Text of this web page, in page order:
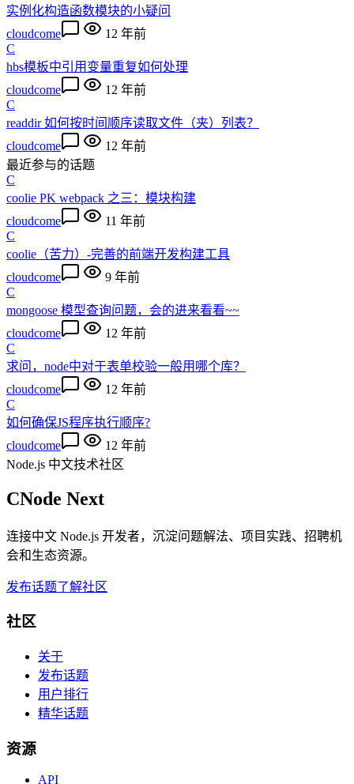
实例化构造函数模块的小疑问
cloudcome
12 年前
C
hbs模板中引用变量重复如何处理
cloudcome
12 年前
C
readdir 如何按时间顺序读取文件（夹）列表？
cloudcome
12 年前
最近参与的话题
C
coolie PK webpack 之三：模块构建
cloudcome
11 年前
C
coolie（苦力）-完善的前端开发构建工具
cloudcome
9 年前
C
mongoose 模型查询问题，会的进来看看~~
cloudcome
12 年前
C
求问，node中对于表单校验一般用哪个库？
cloudcome
12 年前
C
如何确保JS程序执行顺序?
cloudcome
12 年前
Node.js 中文技术社区
CNode Next
连接中文 Node.js 开发者，沉淀问题解法、项目实践、招聘机
会和生态资源。
发布话题了解社区
社区
关于
发布话题
用户排行
精华话题
资源
API